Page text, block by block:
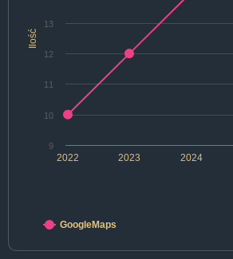
Ilość
2022 2024
2023
9
10
11
12
13
GoogleMaps